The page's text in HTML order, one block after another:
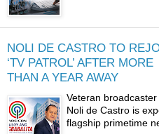
NOLI DE CASTRO TO
‘TV PATROL’ AFTER MORE
THAN A YEAR AWAY
Veteran
Noli de Castro is
flagship primetime